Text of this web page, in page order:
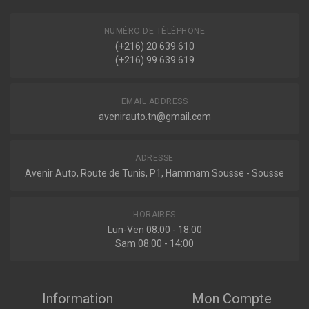
NUMÉRO DE TÉLÉPHONE
(+216) 20 639 610
(+216) 99 639 619
EMAIL ADDRESS
avenirauto.tn@gmail.com
ADRESSE
Avenir Auto, Route de Tunis, P1, Hammam Sousse - Sousse
HORAIRES
Lun-Ven 08:00 - 18:00
Sam 08:00 - 14:00
Information Mon Compte